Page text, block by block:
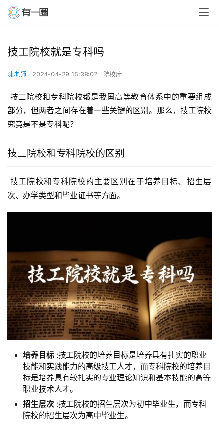
技工院校就是专科吗
陳老師 2024-04-29 15:38:07 院校库
部分，但两者之间存在着一些关键的区别。那么，技工院校
究竟是不是专科呢？
技工院校和专科院校的区别
技工院校和专科院校的主要区别在于培养目标、招生层
次、办学类型和毕业证书等方面。
培养目标 :技工院校的培养目标是培养具有扎实的职业
技能和实践能力的高级技工人才，而专科院校的培养目
标是培养具有较扎实的专业理论知识和基本技能的高等
职业技术人才。
招生层次 :技工院校的招生层次为初中毕业生，而专科
院校的招生层次为高中毕业生。